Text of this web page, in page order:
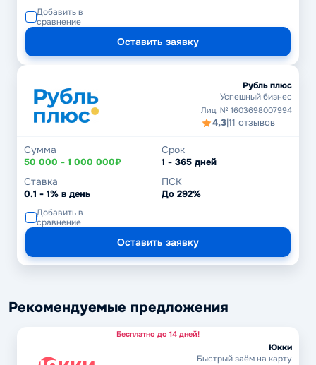
Добавить в
сравнение
Оставить заявку
Рубль плюс
Успешный бизнес
Лиц. № 1603698007994
4,3|11 отзывов
Сумма
50 000 - 1 000 000₽
Срок
1 - 365 дней
Ставка
0.1 - 1% в день
ПСК
До 292%
Добавить в
сравнение
Оставить заявку
Рекомендуемые предложения
Бесплатно до 14 дней!
Юкки
Быстрый заём на карту